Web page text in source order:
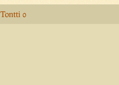
Tontti 0